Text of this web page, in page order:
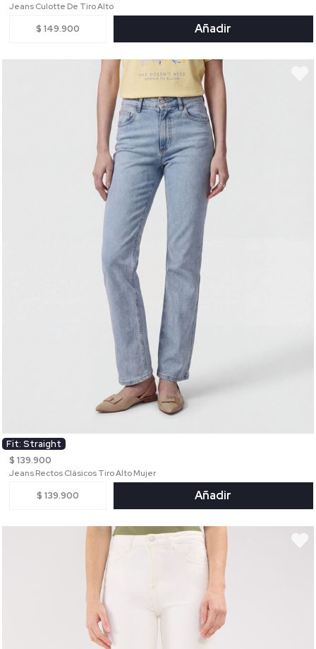
Jeans Culotte De Tiro Alto
$ 149.900 Añadir
Fit: Straight
$ 139.900
Jeans Rectos Clásicos Tiro Alto Mujer
$ 139.900 Añadir